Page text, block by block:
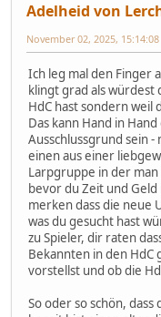
Adelheid von
November 02, 2025, 15:14:08
Ich leg mal den Finger
klingt grad als würdest
HdC hast sondern weil
Das kann Hand in
Ausschlussgrund sein -
einen aus einer
Larpgruppe in der
bevor du Zeit und
merken dass die neue
was du gesucht hast
zu Spieler, dir raten
Bekannten in den HdC
vorstellst und ob die
So oder so schön,